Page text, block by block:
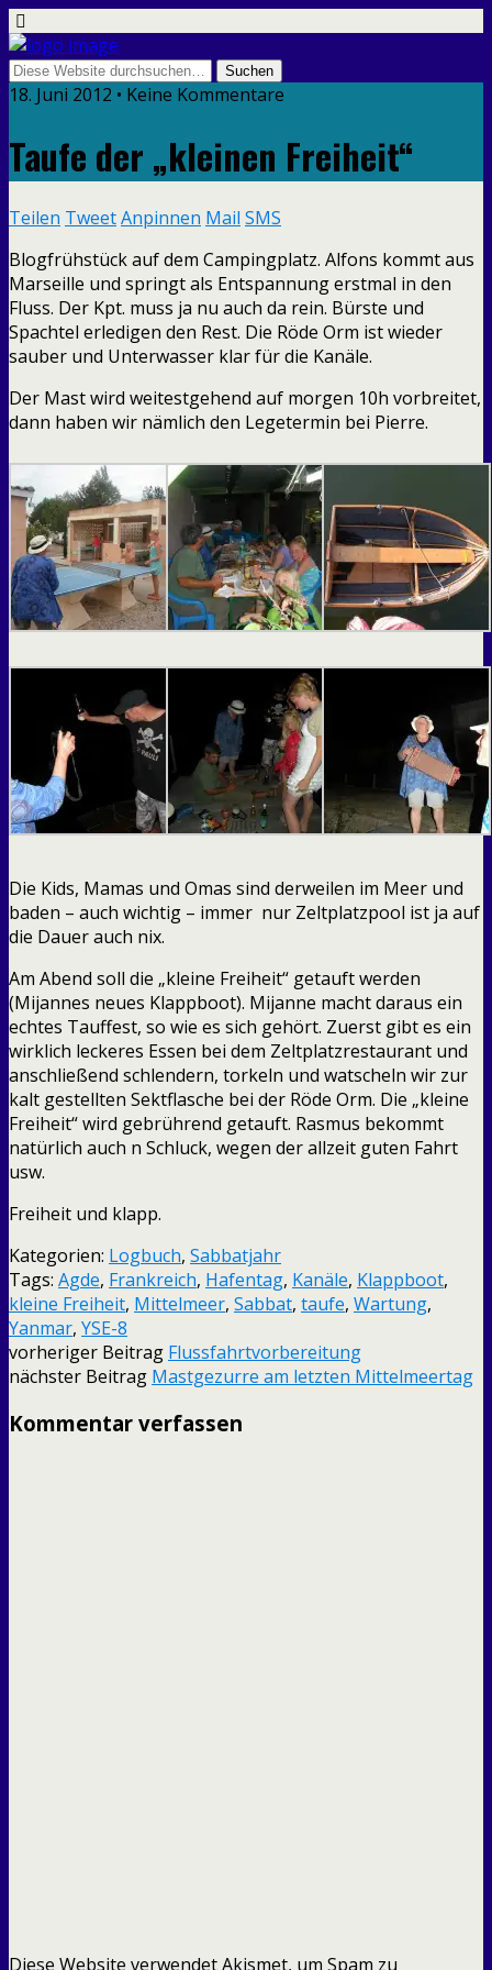
18. Juni 2012 • Keine Kommentare
Taufe der „kleinen Freiheit“
Teilen TweetAnpinnen Mail SMS
Blogfrühstück auf dem Campingplatz. Alfons kommt aus
Marseille und springt als Entspannung erstmal in den
Fluss. Der Kpt. muss ja nu auch da rein. Bürste und
Spachtel erledigen den Rest. Die Röde Orm ist wieder
sauber und Unterwasser klar für die Kanäle.
Der Mast wird weitestgehend auf morgen 10h vorbreitet,
dann haben wir nämlich den Legetermin bei Pierre.
Die Kids, Mamas und Omas sind derweilen im Meer und
baden – auch wichtig – immer nur Zeltplatzpool ist ja auf
die Dauer auch nix.
Am Abend soll die „kleine Freiheit“ getauft werden
(Mijannes neues Klappboot). Mijanne macht daraus ein
echtes Tauffest, so wie es sich gehört. Zuerst gibt es ein
wirklich leckeres Essen bei dem Zeltplatzrestaurant und
anschließend schlendern, torkeln und watscheln wir zur
kalt gestellten Sektflasche bei der Röde Orm. Die „kleine
Freiheit“ wird gebrührend getauft. Rasmus bekommt
natürlich auch n Schluck, wegen der allzeit guten Fahrt
usw.
Freiheit und klapp.
Kategorien: Logbuch, Sabbatjahr
Tags: Agde, Frankreich, Hafentag, Kanäle, Klappboot,
kleine Freiheit, Mittelmeer, Sabbat, taufe, Wartung,
Yanmar, YSE-8
vorheriger Beitrag Flussfahrtvorbereitung
nächster Beitrag Mastgezurre am letzten Mittelmeertag
Kommentar verfassen
Diese Website verwendet Akismet, um Spam zu